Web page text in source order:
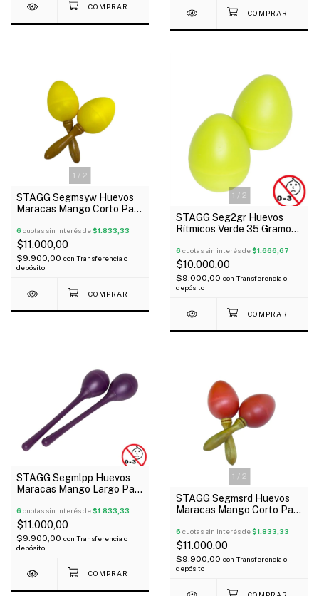
1 / 2
STAGG Segmsyw Huevos
Maracas Mango Corto Par
6 cuotas sin interés de$1.833,33
$11.000,00
$9.900,00 con Transferencia o
depósito
1 / 2
STAGG Seg2gr Huevos
Rítmicos Verde 35 Gramos
6 cuotas sin interés de$1.666,67
$10.000,00
$9.000,00 con Transferencia o
depósito
STAGG Segmlpp Huevos
Maracas Mango Largo Par
6 cuotas sin interés de$1.833,33
$11.000,00
$9.900,00 con Transferencia o
depósito
1 / 2
STAGG Segmsrd Huevos
Maracas Mango Corto Par
6 cuotas sin interés de$1.833,33
$11.000,00
$9.900,00 con Transferencia o
depósito